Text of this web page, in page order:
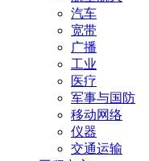
汽车
宽带
广播
工业
医疗
军事与国防
移动网络
仪器
交通运输